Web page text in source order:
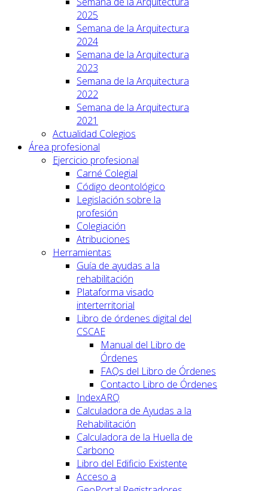
2025
Semana de la Arquitectura
2024
Semana de la Arquitectura
2023
Semana de la Arquitectura
2022
Semana de la Arquitectura
2021
Actualidad Colegios
Área profesional
Ejercicio profesional
Carné Colegial
Código deontológico
Legislación sobre la
profesión
Colegiación
Atribuciones
Herramientas
Guía de ayudas a la
rehabilitación
Plataforma visado
interterritorial
Libro de órdenes digital del
CSCAE
Manual del Libro de
Órdenes
FAQs del Libro de Órdenes
Contacto Libro de Órdenes
IndexARQ
Calculadora de Ayudas a la
Rehabilitación
Calculadora de la Huella de
Carbono
Libro del Edificio Existente
Acceso a